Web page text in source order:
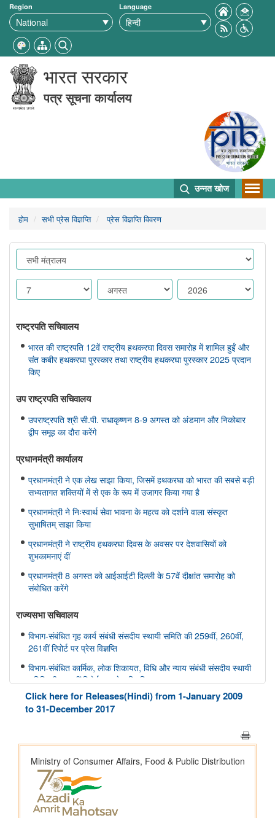
Region Language
भारत सरकार
पत्र सूचना कार्यालय
उन्नत खोज
होम सभी प्रेस विज्ञप्ति प्रेस विज्ञप्ति विवरण
राष्ट्रपति सचिवालय
भारत की राष्ट्रपति 12वें राष्ट्रीय हथकरघा दिवस समारोह में शामिल हुईं और
संत कबीर हथकरघा पुरस्कार तथा राष्ट्रीय हथकरघा पुरस्कार 2025 प्रदान
किए
उप राष्ट्रपति सचिवालय
उपराष्ट्रपति श्री सी.पी. राधाकृष्णन 8-9 अगस्त को अंडमान और निकोबार
द्वीप समूह का दौरा करेंगे
प्रधानमंत्री कार्यालय
प्रधानमंत्री ने एक लेख साझा किया, जिसमें हथकरघा को भारत की सबसे बड़ी
सभ्यतागत शक्तियों में से एक के रूप में उजागर किया गया है
प्रधानमंत्री ने निःस्वार्थ सेवा भावना के महत्व को दर्शाने वाला संस्कृत
सुभाषितम् साझा किया
प्रधानमंत्री ने राष्ट्रीय हथकरघा दिवस के अवसर पर देशवासियों को
शुभकामनाएं दीं
प्रधानमंत्री 8 अगस्त को आईआईटी दिल्ली के 57वें दीक्षांत समारोह को
संबोधित करेंगे
राज्यसभा सचिवालय
विभाग-संबंधित गृह कार्य संबंधी संसदीय स्थायी समिति की 259वीं, 260वीं,
261वीं रिपोर्ट पर प्रेस विज्ञप्ति
विभाग-संबंधित कार्मिक, लोक शिकायत, विधि और न्याय संबंधी संसदीय स्थायी
समिति की 166वीं रिपोर्ट पर प्रेस विज्ञप्ति
विभाग-संबंधित कार्मिक, लोक शिकायत, विधि और न्याय संबंधी संसदीय स्थायी
समिति की 165वीं रिपोर्ट पर प्रेस विज्ञप्ति
विभाग-संबंधित विज्ञान तथा प्रौद्योगिकी, पर्यावरण, वन और जलवायु परिवर्तन
संबंधी संसदीय स्थायी समिति की 412वीं रिपोर्ट पर प्रेस विज्ञप्ति
विभाग-संबंधित विज्ञान तथा प्रौद्योगिकी, पर्यावरण, वन और जलवायु परिवर्तन
संबंधी संसदीय स्थायी समिति की 413-415वीं रिपोर्ट पर प्रेस विज्ञप्ति
स्वास्थ्य और परिवार कल्याण संबंधी संसदीय स्थायी समिति की 175वीं, 176
वीं, 177 वीं रिपोर्ट पर प्रेस विज्ञप्ति
Click here for Releases(Hindi) from 1-January 2009
to 31-December 2017